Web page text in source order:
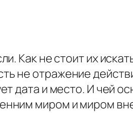
Как не стоит их
не отражение
дата и место. И чей
миром и миром